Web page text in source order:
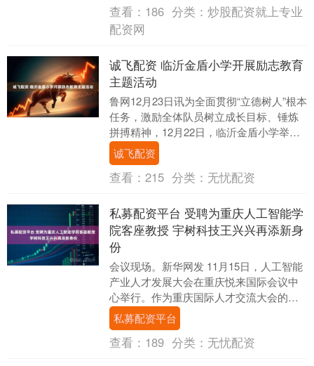
查看： 186 分类： 炒股配资就上专业
配资网
诚飞配资 临沂金盾小学开展励志教育
主题活动
鲁网12月23日讯为全面贯彻“立德树人”根本
任务，激励全体队员树立成长目标、锤炼
拼搏精神，12月22日，临沂金盾小学举行
了“励志拼搏，做最好的自己”主题活动。
....
诚飞配资
查看： 215 分类： 无忧配资
私募配资平台 受聘为重庆人工智能学
院客座教授 宇树科技王兴兴再添新身
份
会议现场。新华网发 11月15日，人工智能
产业人才发展大会在重庆悦来国际会议中
心举行。作为重庆国际人才交流大会的重
要组成部分，本次大会以“渝悦AI·才创未
来”为....
私募配资平台
查看： 189 分类： 无忧配资